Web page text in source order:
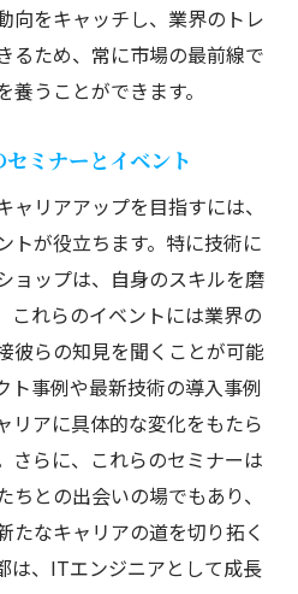
向をキャッチし、業界のトレ
るため、常に市場の最前線で
うことができます。
ミナーとイベント
リアアップを目指すには、
トが役立ちます。特に技術に
ョップは、自身のスキルを磨
これらのイベントには業界の
彼らの知見を聞くことが可能
ト事例や最新技術の導入事例
リアに具体的な変化をもたら
さらに、これらのセミナーは
との出会いの場でもあり、
たなキャリアの道を切り拓く
は、ITエンジニアとして成長